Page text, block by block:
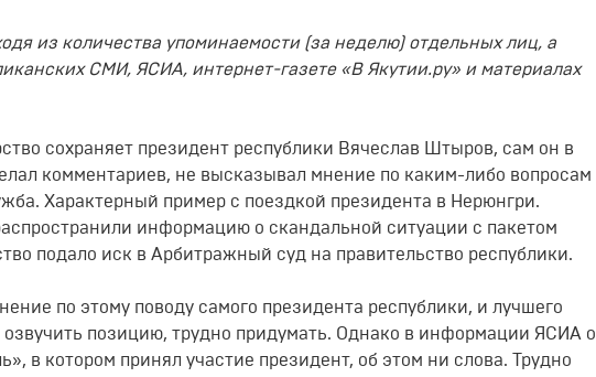
из количества упоминаемости (за неделю) отдельных лиц, а
СМИ, ЯСИА, интернет-газете «В Якутии.ру» и материалах
сохраняет президент республики Вячеслав Штыров, сам он в
комментариев, не высказывал мнение по каким-либо вопросам
Характерный пример с поездкой президента в Нерюнгри.
информацию о скандальной ситуации с пакетом
подало иск в Арбитражный суд на правительство республики.
по этому поводу самого президента республики, и лучшего
позицию, трудно придумать. Однако в информации ЯСИА о
в котором принял участие президент, об этом ни слова. Трудно